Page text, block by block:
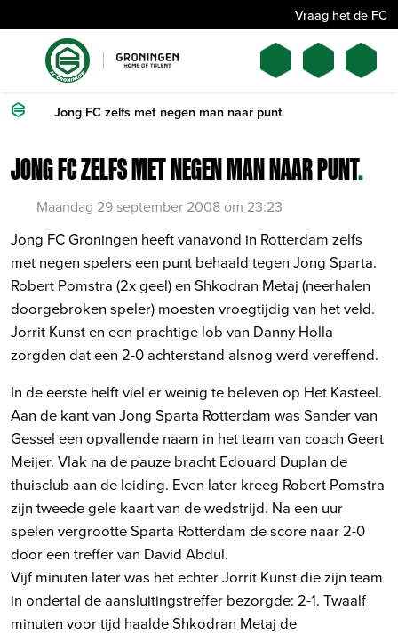
Vraag het de FC
Jong FC zelfs met negen man naar punt
JONG FC ZELFS MET NEGEN MAN NAAR PUNT.
Maandag 29 september 2008 om 23:23
Jong FC Groningen heeft vanavond in Rotterdam zelfs
met negen spelers een punt behaald tegen Jong Sparta.
Robert Pomstra (2x geel) en Shkodran Metaj (neerhalen
doorgebroken speler) moesten vroegtijdig van het veld.
Jorrit Kunst en een prachtige lob van Danny Holla
zorgden dat een 2-0 achterstand alsnog werd vereffend.
In de eerste helft viel er weinig te beleven op Het Kasteel.
Aan de kant van Jong Sparta Rotterdam was Sander van
Gessel een opvallende naam in het team van coach Geert
Meijer. Vlak na de pauze bracht Edouard Duplan de
thuisclub aan de leiding. Even later kreeg Robert Pomstra
zijn tweede gele kaart van de wedstrijd. Na een uur
spelen vergrootte Sparta Rotterdam de score naar 2-0
door een treffer van David Abdul.
Vijf minuten later was het echter Jorrit Kunst die zijn team
in ondertal de aansluitingstreffer bezorgde: 2-1. Twaalf
minuten voor tijd haalde Shkodran Metaj de